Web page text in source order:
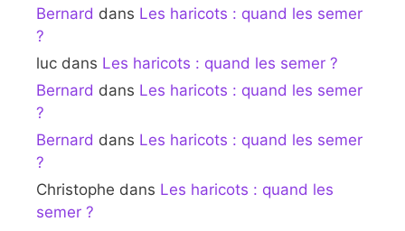
Bernard dans Les haricots : quand les semer
?
luc dans Les haricots : quand les semer ?
Bernard dans Les haricots : quand les semer
?
Bernard dans Les haricots : quand les semer
?
Christophe dans Les haricots : quand les
semer ?